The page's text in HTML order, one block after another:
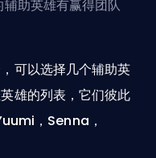
助英雄有赢得团队
可以选择几个辅助英
雄的列表，它们彼此
，Senna，